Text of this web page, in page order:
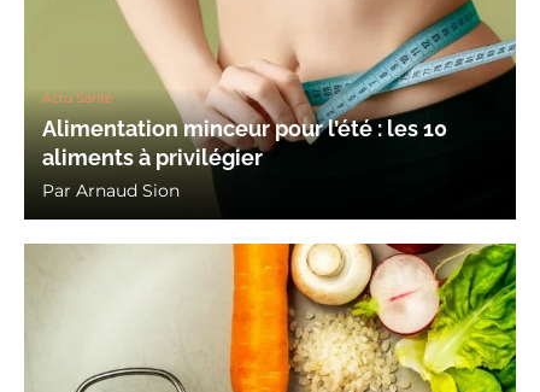
Actu Santé
Alimentation minceur pour l’été : les 10
aliments à privilégier
Par Arnaud Sion